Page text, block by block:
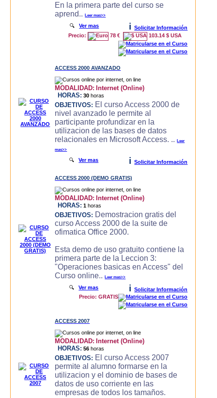
En la primera parte del curso se
aprend..Leer mas>>
🔍Ver mas i
Solicitar Información
Precio:
78 € 103.14 $ USA
ACCESS 2000 AVANZADO
MODALIDAD: Internet (Online)
HORAS: 30 horas
OBJETIVOS: El curso Access 2000 de
nivel avanzado le permite al
participante profundizar en la
utilizacion de las bases de datos
relacionales en Microsoft Access. ..Leer
mas>>
🔍Ver mas i Solicitar Información
ACCESS 2000 (DEMO GRATIS)
MODALIDAD: Internet (Online)
HORAS: 1 horas
OBJETIVOS: Demostracion gratis del
curso Access 2000 de la suite de
ofimatica Office 2000.
Esta demo de uso gratuito contiene la
primera parte de la Leccion 3:
"Operaciones basicas en Access" del
Curso online..Leer mas>>
🔍Ver mas i
Solicitar Información
Precio: GRATIS
ACCESS 2007
MODALIDAD: Internet (Online)
HORAS: 56 horas
OBJETIVOS: El curso Access 2007
permite al alumno formarse en la
utilizacion y el dominio de bases de
datos de uso corriente en las
empresas de todos los tamaños.